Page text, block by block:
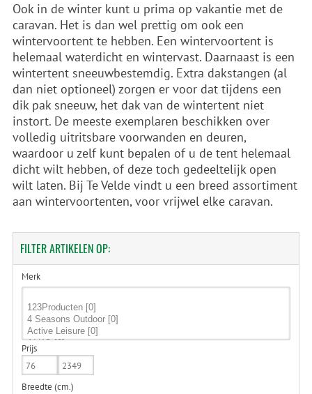
Ook in de winter kunt u prima op vakantie met de
caravan. Het is dan wel prettig om ook een
wintervoortent te hebben. Een wintervoortent is
helemaal waterdicht en wintervast. Daarnaast is een
wintertent sneeuwbestemdig. Extra dakstangen (al
dan niet optioneel) zorgen er voor dat tijdens een
dik pak sneeuw, het dak van de wintertent niet
instort. De meeste exemplaren beschikken over
volledig uitritsbare voorwanden en deuren,
waardoor u zelf kunt bepalen of u de tent helemaal
dicht wilt hebben, of deze toch gedeeltelijk open
wilt laten. Bij Te Velde vindt u een breed assortiment
aan wintervoortenten, voor vrijwel elke caravan.
FILTERARTIKELEN OP:
Merk
Prijs
Breedte (cm.)